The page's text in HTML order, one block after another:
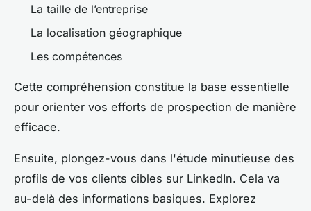
La taille de l’entreprise
La localisation géographique
Les compétences
Cette compréhension constitue la base essentielle
pour orienter vos efforts de prospection de manière
efficace.
Ensuite, plongez-vous dans l'étude minutieuse des
profils de vos clients cibles sur LinkedIn. Cela va
au-delà des informations basiques. Explorez